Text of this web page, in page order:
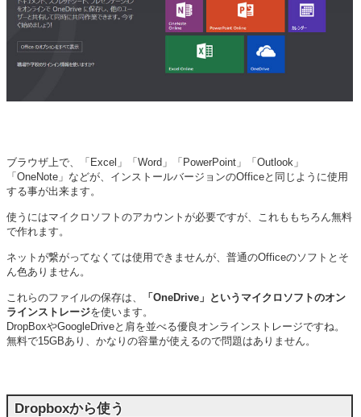
ブラウザ上で、「Excel」「Word」「PowerPoint」「Outlook」
「OneNote」などが、インストールバージョンのOfficeと同じように使用
する事が出来ます。
使うにはマイクロソフトのアカウントが必要ですが、これももちろん無料
で作れます。
ネットが繋がってなくては使用できませんが、普通のOfficeのソフトとそ
ん色ありません。
これらのファイルの保存は、
「OneDrive」というマイクロソフトのオン
ラインストレージを使います。
DropBoxやGoogleDriveと肩を並べる優良オンラインストレージですね。
無料で15GBあり、かなりの容量が使えるので問題はありません。
Dropboxから使う